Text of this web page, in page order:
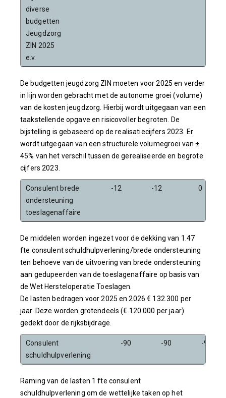
diverse
budgetten
Jeugdzorg
ZIN 2025
e.v.
De budgetten jeugdzorg ZIN moeten voor 2025 en verder
in lijn worden gebracht met de autonome groei (volume)
van de kosten jeugdzorg. Hierbij wordt uitgegaan van een
taakstellende opgave en risicovoller begroten. De
bijstelling is gebaseerd op de realisatiecijfers 2023. Er
wordt uitgegaan van een structurele volumegroei van ±
45% van het verschil tussen de gerealiseerde en begrote
cijfers 2023.
Consulent brede
ondersteuning
toeslagenaffaire
-12 -12 0
De middelen worden ingezet voor de dekking van 1.47
fte consulent schuldhulpverlening/brede ondersteuning
ten behoeve van de uitvoering van brede ondersteuning
aan gedupeerden van de toeslagenaffaire op basis van
de Wet Hersteloperatie Toeslagen.
De lasten bedragen voor 2025 en 2026 € 132.300 per
jaar. Deze worden grotendeels (€ 120.000 per jaar)
gedekt door de rijksbijdrage.
Consulent
schuldhulpverlening
-90 -90 -90
Raming van de lasten 1 fte consulent
schuldhulpverlening om de wettelijke taken op het